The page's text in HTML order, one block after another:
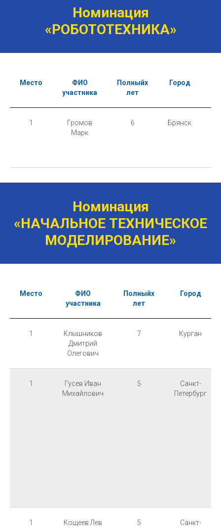
Номинация
«РОБОТОТЕХНИКА»
Место
ФИО
участника
Полныйх
лет
Город
1
Громов
Марк
6 Брянск
Номинация
«НАЧАЛЬНОЕ ТЕХНИЧЕСКОЕ
МОДЕЛИРОВАНИЕ»
Место
ФИО
участника
Полныйх
лет
Город
1
Клышников
Дмитрий
Олегович
7 Курган
1
Гусев Иван
Михайлович
5
Санкт-
Петербург
1
Кощеев Лев
5
Санкт-